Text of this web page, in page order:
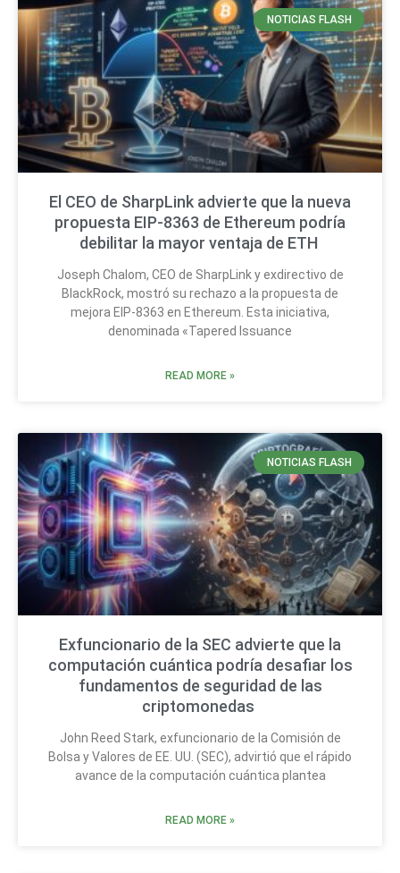
NOTICIAS FLASH
El CEO de SharpLink advierte que la nueva
propuesta EIP-8363 de Ethereum podría
debilitar la mayor ventaja de ETH
Joseph Chalom, CEO de SharpLink y exdirectivo de
BlackRock, mostró su rechazo a la propuesta de
mejora EIP-8363 en Ethereum. Esta iniciativa,
denominada «Tapered Issuance
READ MORE »
NOTICIAS FLASH
Exfuncionario de la SEC advierte que la
computación cuántica podría desafiar los
fundamentos de seguridad de las
criptomonedas
John Reed Stark, exfuncionario de la Comisión de
Bolsa y Valores de EE. UU. (SEC), advirtió que el rápido
avance de la computación cuántica plantea
READ MORE »